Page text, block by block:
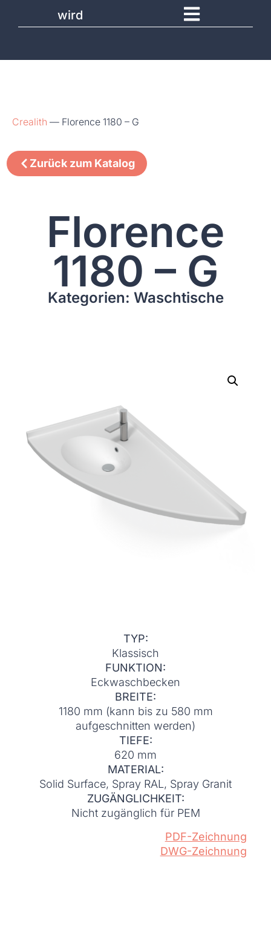
wird
Crealith — Florence 1180 – G
Zurück zum Katalog
Florence
1180 – G
Kategorien: Waschtische
TYP:
Klassisch
FUNKTION:
Eckwaschbecken
BREITE:
1180 mm (kann bis zu 580 mm
aufgeschnitten werden)
TIEFE:
620 mm
MATERIAL:
Solid Surface, Spray RAL, Spray Granit
ZUGÄNGLICHKEIT:
Nicht zugänglich für PEM
PDF-Zeichnung
DWG-Zeichnung